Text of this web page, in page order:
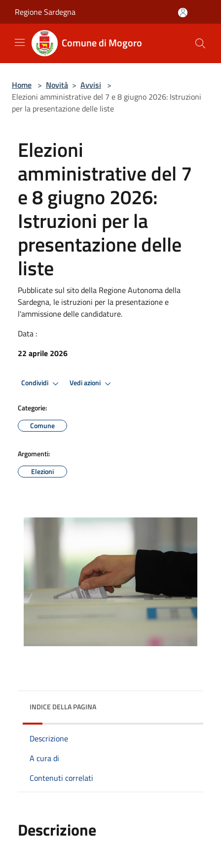
Regione Sardegna
Comune di Mogoro
Home > Novità > Avvisi >
Elezioni amministrative del 7 e 8 giugno 2026: Istruzioni
per la presentazione delle liste
Elezioni
amministrative del 7
e 8 giugno 2026:
Istruzioni per la
presentazione delle
liste
Pubblicate sul sito della Regione Autonoma della
Sardegna, le istruzioni per la presentazione e
l'ammissione delle candidature.
Data :
22 aprile 2026
Condividi Vedi azioni
Categorie:
Comune
Argomenti:
Elezioni
INDICE DELLA PAGINA
Descrizione
A cura di
Contenuti correlati
Descrizione